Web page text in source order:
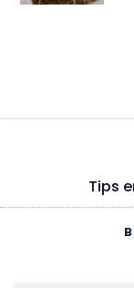
Tips